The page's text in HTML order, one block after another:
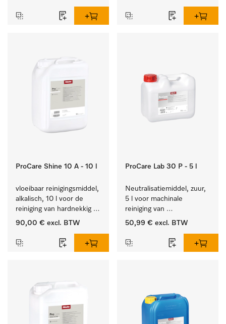
ProCare Shine 10 A - 10 l
vloeibaar reinigingsmiddel,
alkalisch, 10 l voor de
reiniging van hardnekkig
vuil op serviesgoed,
90,00 € excl. BTW
ProCare Lab 30 P - 5 l
Neutralisatiemiddel, zuur,
5 l voor machinale
reiniging van
laboratoriumglaswerk en -
50,99 € excl. BTW